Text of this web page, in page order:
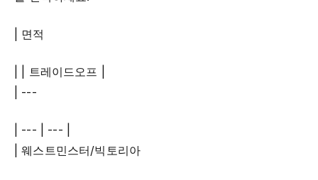
| 면적
| | 트레이드오프 |
| ---
| --- | --- |
| 웨스트민스터/빅토리아